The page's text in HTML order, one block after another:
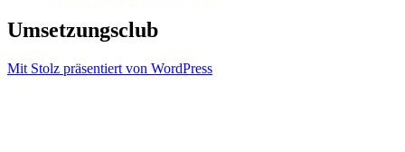
Umsetzungsclub
Mit Stolz präsentiert von WordPress